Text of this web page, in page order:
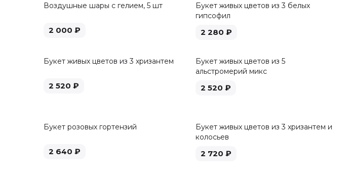
Воздушные шары с гелием, 5 шт
2 000 ₽
Букет живых цветов из 3 белых
гипсофил
2 280 ₽
Букет живых цветов из 3 хризантем
2 520 ₽
Букет живых цветов из 5
альстромерий микс
2 520 ₽
Букет розовых гортензий
2 640 ₽
Букет живых цветов из 3 хризантем и
колосьев
2 720 ₽